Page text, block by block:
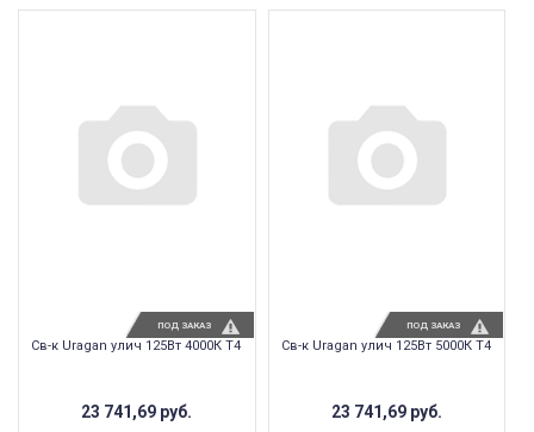
Св-к Uragan улич 125Вт 4000К T4
23 741,69 руб.
ПОД ЗАКАЗ
Св-к Uragan улич 125Вт 5000К T4
23 741,69 руб.
ПОД ЗАКАЗ